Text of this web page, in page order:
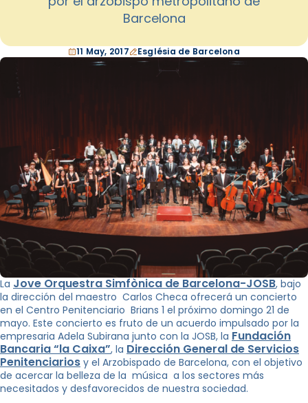
Barcelona
11 May, 2017 Església de Barcelona
La Jove Orquestra Simfònica de Barcelona-JOSB, bajo
la dirección del maestro Carlos Checa ofrecerá un concierto
en el Centro Penitenciario Brians 1 el próximo domingo 21 de
mayo. Este concierto es fruto de un acuerdo impulsado por la
empresaria Adela Subirana junto con la JOSB, la Fundación
Bancaria “la Caixa”, la Dirección General de Servicios
Penitenciarios y el Arzobispado de Barcelona, con el objetivo
de acercar la belleza de la música a los sectores más
necesitados y desfavorecidos de nuestra sociedad.